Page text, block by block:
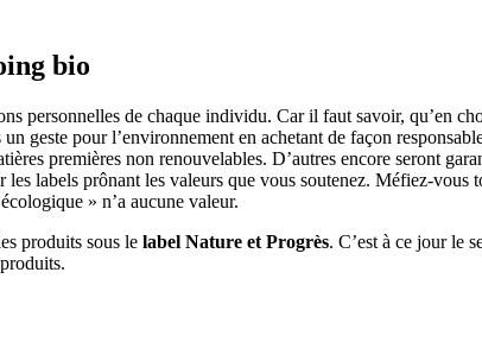
bio
personnelles de chaque individu. Car il faut savoir, qu’en
geste pour l’environnement en achetant de façon
premières non renouvelables. D’autres encore seront
labels prônant les valeurs que vous soutenez. Méfiez-
» n’a aucune valeur.
produits sous le label Nature et Progrès. C’est à ce jour le